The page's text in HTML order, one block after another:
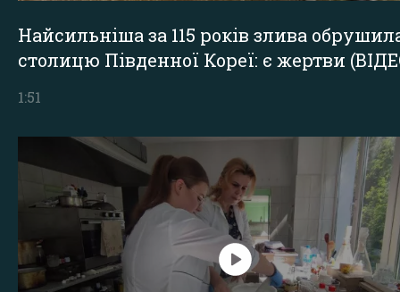
Найсильніша за 115 років злива
столицю Південної Кореї: є жертви
1:51